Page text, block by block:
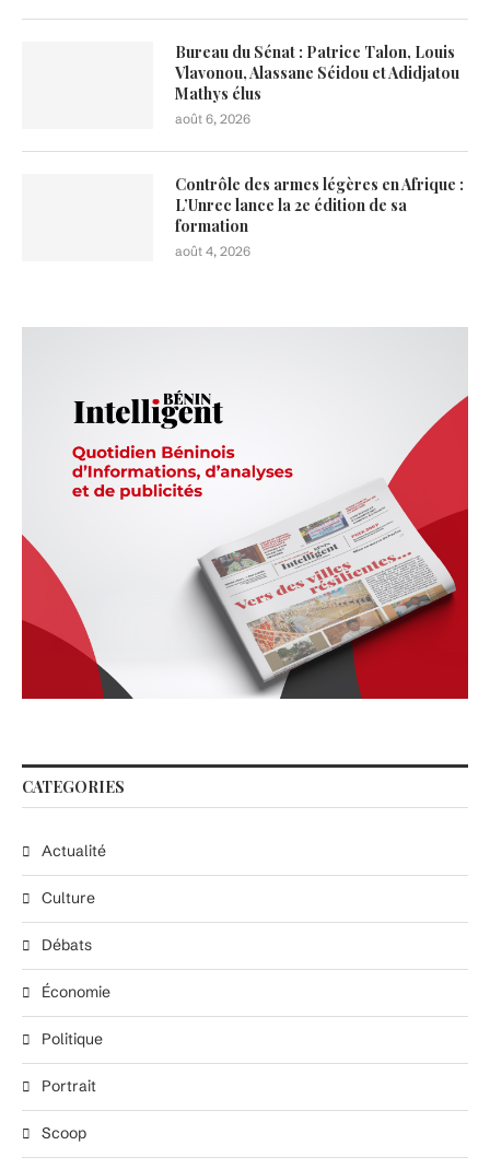
Bureau du Sénat : Patrice Talon, Louis
Vlavonou, Alassane Séidou et Adidjatou
Mathys élus
août 6, 2026
Contrôle des armes légères en Afrique :
L’Unrec lance la 2e édition de sa
formation
août 4, 2026
CATEGORIES
Actualité
Culture
Débats
Économie
Politique
Portrait
Scoop